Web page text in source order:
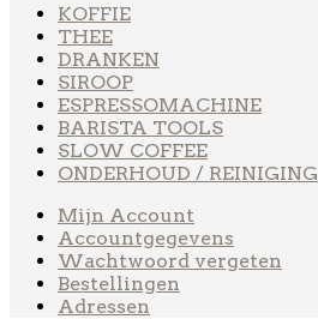
KOFFIE
THEE
DRANKEN
SIROOP
ESPRESSOMACHINE
BARISTA TOOLS
SLOW COFFEE
ONDERHOUD / REINIGING
Mijn Account
Accountgegevens
Wachtwoord vergeten
Bestellingen
Adressen